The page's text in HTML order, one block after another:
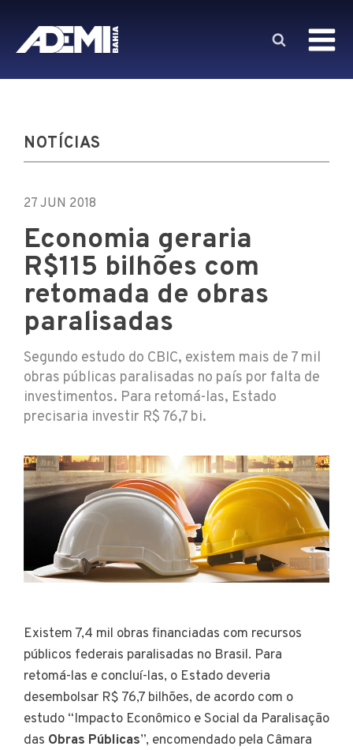
NOTÍCIAS
27 JUN 2018
Economia geraria
R$115 bilhões com
retomada de obras
paralisadas
Segundo estudo do CBIC, existem mais de 7 mil
obras públicas paralisadas no país por falta de
investimentos. Para retomá-las, Estado
precisaria investir R$ 76,7 bi.
Existem 7,4 mil obras financiadas com recursos
públicos federais paralisadas no Brasil. Para
retomá-las e concluí-las, o Estado deveria
desembolsar R$ 76,7 bilhões, de acordo com o
estudo “Impacto Econômico e Social da Paralisação
das Obras Públicas”, encomendado pela Câmara